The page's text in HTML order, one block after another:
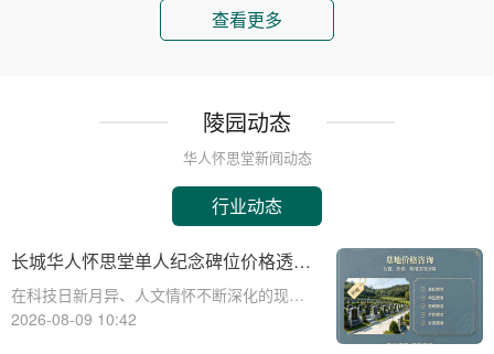
查看更多
陵园动态
华人怀思堂新闻动态
行业动态
长城华人怀思堂单人纪念碑位价格透明
及空间升级活动限时开启详解
在科技日新月异、人文情怀不断深化的现代
社会，人们纪念先人的方式正经历着一场深
2026-08-09 10:42